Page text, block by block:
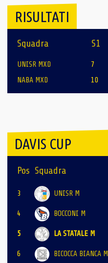
RISULTATI
Squadra S1
UNISR MXD 7
NABA MXD
10
DAVIS CUP
Pos Squadra
3 UNISR M
4 BOCCONI M
5 LA STATALE M
6 BICOCCA BIANCA M